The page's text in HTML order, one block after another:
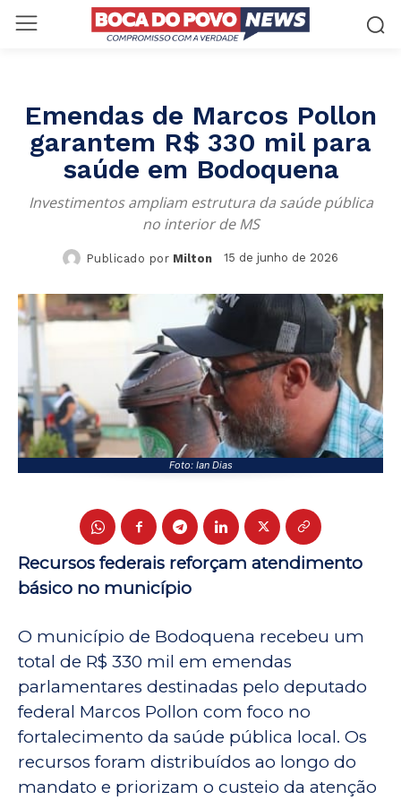
Emendas de Marcos Pollon
garantem R$ 330 mil para
saúde em Bodoquena
Investimentos ampliam estrutura da saúde pública
no interior de MS
Publicado por Milton 15 de junho de 2026
Foto: Ian Dias
Recursos federais reforçam atendimento
básico no município
O município de Bodoquena recebeu um
total de R$ 330 mil em emendas
parlamentares destinadas pelo deputado
federal Marcos Pollon com foco no
fortalecimento da saúde pública local. Os
recursos foram distribuídos ao longo do
mandato e priorizam o custeio da atenção